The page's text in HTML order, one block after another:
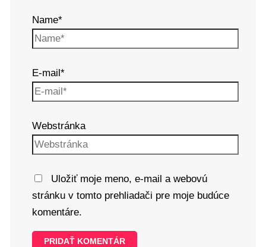
Name*
E-mail*
Webstránka
Uložiť moje meno, e-mail a webovú
stránku v tomto prehliadači pre moje budúce
komentáre.